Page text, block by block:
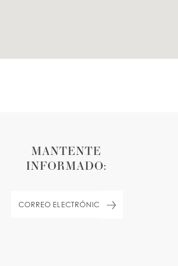
MANTENTE
INFORMADO: